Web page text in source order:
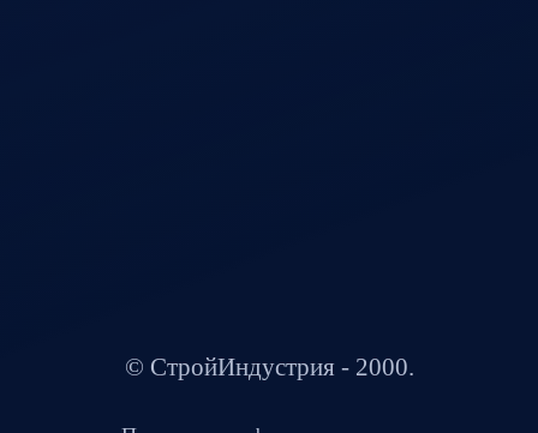
© СтройИндустрия - 2000.